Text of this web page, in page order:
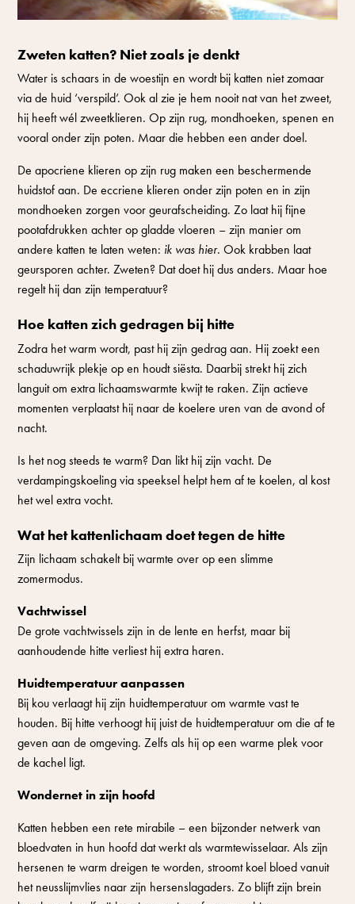
Zweten katten? Niet zoals je denkt
Water is schaars in de woestijn en wordt bij katten niet zomaar
via de huid ‘verspild’. Ook al zie je hem nooit nat van het zweet,
hij heeft wél zweetklieren. Op zijn rug, mondhoeken, spenen en
vooral onder zijn poten. Maar die hebben een ander doel.
De apocriene klieren op zijn rug maken een beschermende
huidstof aan. De eccriene klieren onder zijn poten en in zijn
mondhoeken zorgen voor geurafscheiding. Zo laat hij fijne
pootafdrukken achter op gladde vloeren – zijn manier om
andere katten te laten weten: ik was hier. Ook krabben laat
geursporen achter. Zweten? Dat doet hij dus anders. Maar hoe
regelt hij dan zijn temperatuur?
Hoe katten zich gedragen bij hitte
Zodra het warm wordt, past hij zijn gedrag aan. Hij zoekt een
schaduwrijk plekje op en houdt siësta. Daarbij strekt hij zich
languit om extra lichaamswarmte kwijt te raken. Zijn actieve
momenten verplaatst hij naar de koelere uren van de avond of
nacht.
Is het nog steeds te warm? Dan likt hij zijn vacht. De
verdampingskoeling via speeksel helpt hem af te koelen, al kost
het wel extra vocht.
Wat het kattenlichaam doet tegen de hitte
Zijn lichaam schakelt bij warmte over op een slimme
zomermodus.
Vachtwissel
De grote vachtwissels zijn in de lente en herfst, maar bij
aanhoudende hitte verliest hij extra haren.
Huidtemperatuur aanpassen
Bij kou verlaagt hij zijn huidtemperatuur om warmte vast te
houden. Bij hitte verhoogt hij juist de huidtemperatuur om die af te
geven aan de omgeving. Zelfs als hij op een warme plek voor
de kachel ligt.
Wondernet in zijn hoofd
Katten hebben een rete mirabile – een bijzonder netwerk van
bloedvaten in hun hoofd dat werkt als warmtewisselaar. Als zijn
hersenen te warm dreigen te worden, stroomt koel bloed vanuit
het neusslijmvlies naar zijn hersenslagaders. Zo blijft zijn brein